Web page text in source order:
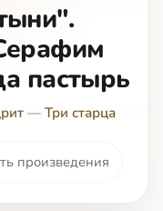
пастырь
— Три старца
произведения